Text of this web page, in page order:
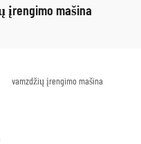
įrengimo mašina
vamzdžių įrengimo mašina